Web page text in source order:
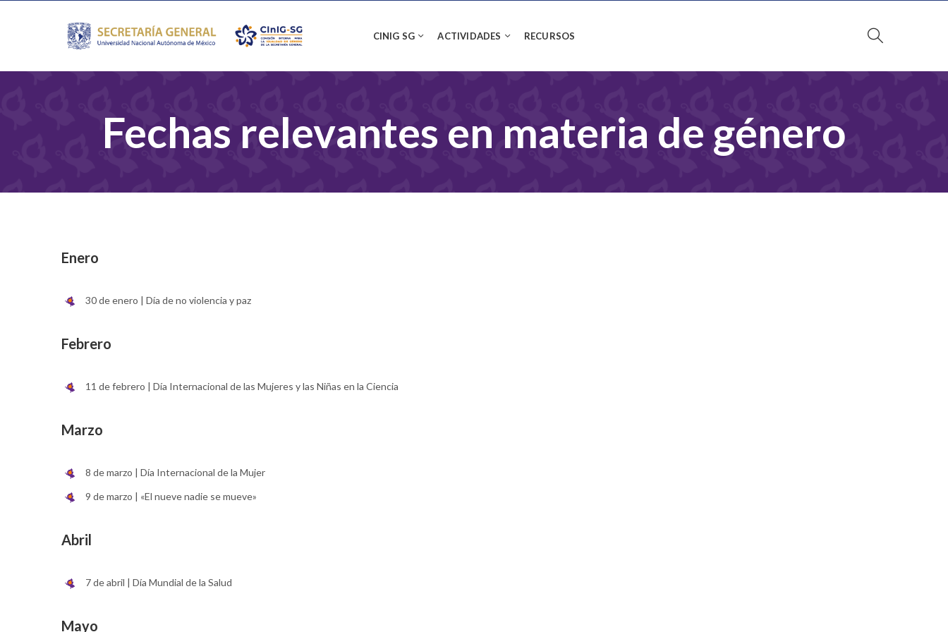
CINIG SG ACTIVIDADES RECURSOS
Fechas relevantes en materia de género
Enero
30 de enero | Día de no violencia y paz
Febrero
11 de febrero | Día Internacional de las Mujeres y las Niñas en la Ciencia
Marzo
8 de marzo | Día Internacional de la Mujer
9 de marzo | «El nueve nadie se mueve»
Abril
7 de abril | Día Mundial de la Salud
Mayo